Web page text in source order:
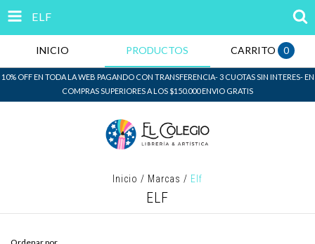
ELF
INICIO PRODUCTOS CARRITO 0
10% OFF EN TODA LA WEB PAGANDO CON TRANSFERENCIA- 3 CUOTAS SIN INTERES- EN
COMPRAS SUPERIORES A LOS $150.000 ENVIO GRATIS
Inicio / Marcas / Elf
ELF